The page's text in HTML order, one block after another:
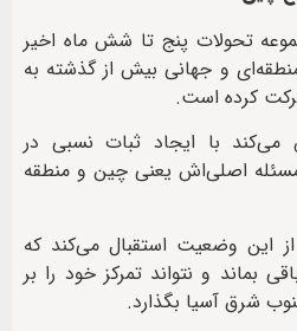
تحولات پنج تا شش ماه اخیر
و جهانی بیش از گذشته به
کرده است.
می‌کند با ایجاد ثبات نسبی در
مسئله اصلی‌اش یعنی چین و منطقه
این وضعیت استقبال می‌کند که
بماند و نتواند تمرکز خود را بر
شرق آسیا بگذارد.